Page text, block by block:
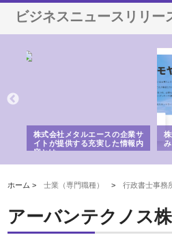
ビジネスニュースリリー
株式会社メタルエースの企業サ
イトが提供する充実した情報内
容とは
ホーム >士業（専門職種） >行政書士事務
アーバンテクノス